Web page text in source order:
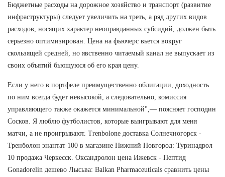
Бюджетные расходы на дорожное хозяйство и транспорт (развитие
инфраструктуры) следует увеличить на треть, а ряд других видов
расходов, носящих характер неоправданных субсидий, должен быть
серьезно оптимизирован. Цена на фьючерс вьется вокруг
скользящей средней, но явственно читаемый канал не выпускает из
своих объятий бьющуюся об его края цену.
Если у него в портфеле преимущественно облигации, доходность
по ним всегда будет невысокой, а следовательно, комиссия
управляющего также окажется минимальной",— поясняет господин
Сосков. Я люблю футболистов, которые выигрывают для меня
матчи, а не проигрывают. Trenbolone доставка Солнечногорск -
Тренболон энантат 100 в магазине Нижний Новгород: Туринадрол
10 продажа Черкесск. Оксандролон цена Ижевск - Пептид
Gonadorelin дешево Лысьва: Balkan Pharmaceuticals сравнить цены